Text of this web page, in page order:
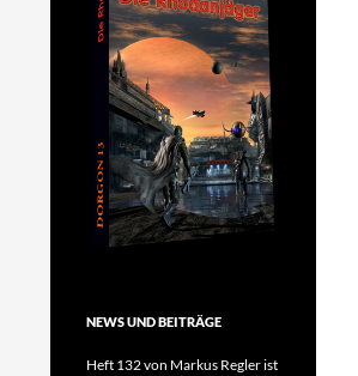
NEWS UND BEITRÄGE
Heft 132 von Markus Regler ist